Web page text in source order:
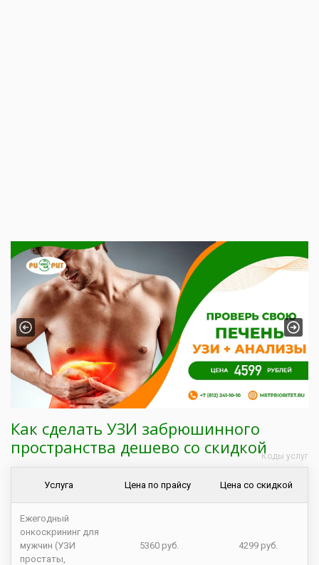
Previous Next
Как сделать УЗИ забрюшинного
пространства дешево со скидкой
Услуга Цена по прайсу Цена со скидкой
Ежегодный
онкоскрининг для
мужчин (УЗИ
простаты,
5360 руб. 4299 руб.
Коды услуг